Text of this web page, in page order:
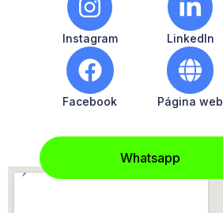
Instagram LinkedIn
Facebook Página web
Whatsapp